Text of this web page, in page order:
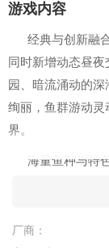
游戏内容
经典与创新融
同时新增动态昼
园、暗流涌动的
绚丽，鱼群游动
界。
海量鱼种与特
类，涵盖小丑鱼
300-500 倍。更
厂商：